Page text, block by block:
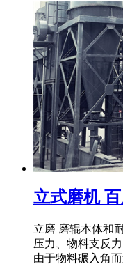
立式磨机
立磨 磨辊本体和
压力、物料支反
由于物料碾入角